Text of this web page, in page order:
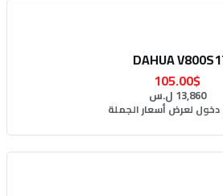
DAHUA
105.00$
13,860 ل.س
لعرض أسعار الجملة